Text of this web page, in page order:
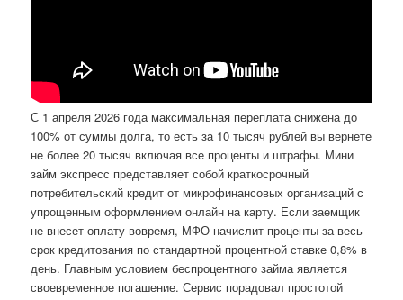
С 1 апреля 2026 года максимальная переплата снижена до
100% от суммы долга, то есть за 10 тысяч рублей вы вернете
не более 20 тысяч включая все проценты и штрафы. Мини
займ экспресс представляет собой краткосрочный
потребительский кредит от микрофинансовых организаций с
упрощенным оформлением онлайн на карту. Если заемщик
не внесет оплату вовремя, МФО начислит проценты за весь
срок кредитования по стандартной процентной ставке 0,8% в
день. Главным условием беспроцентного займа является
своевременное погашение. Сервис порадовал простотой